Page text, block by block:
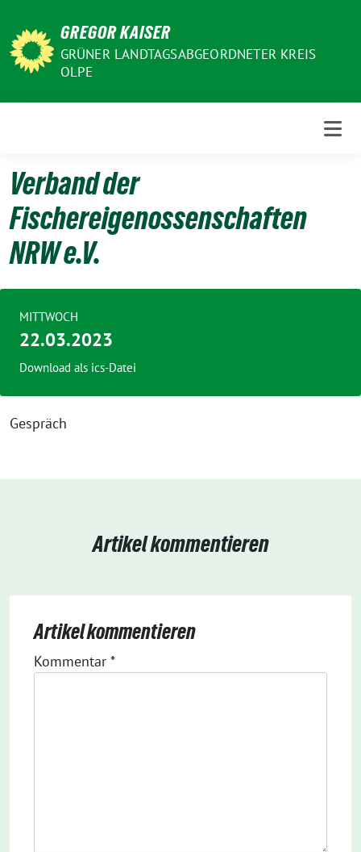
zum
Inhalt
GREGOR KAISER
GRÜNER LANDTAGSABGEORDNETER KREIS
OLPE
Verband der
Fischereigenossenschaften
NRW e.V.
Gespräch
MITTWOCH
22.03.2023
Download als ics-Datei
Artikel kommentieren
Artikel kommentieren
Kommentar *